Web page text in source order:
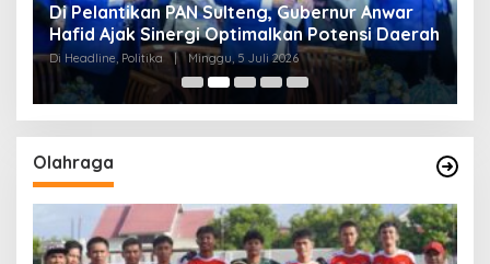
Di Pelantikan PAN Sulteng, Gubernur Anwar
Hafid Ajak Sinergi Optimalkan Potensi Daerah
Di Headline, Politika | Minggu, 5 Juli 2026
Olahraga